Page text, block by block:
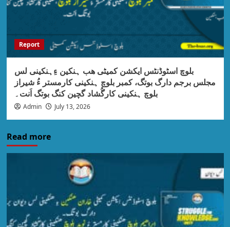
Report
بلوچ اسٹوڈنٹس ایکشن کمیٹی ھب ہنکین ءِہنکینی لس
مجلس برجم دارگ بوتگ، کمبر بلوچ ہنکینی کارمستر ءُ شیراز
بلوچ ہنکینی کارگُشاد گچین کنگ بوتگ اَنت۔
Admin July 13, 2026
Read more